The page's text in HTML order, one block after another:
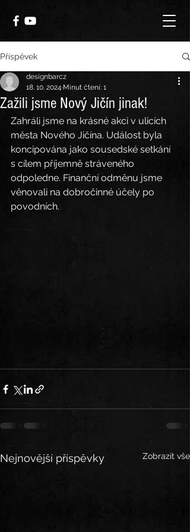
Příspěvek
Zažili jsme Nový Jičín jinak!
designbarcz
18. 10. 2024 Minut čtení: 1
Zahráli jsme na krásné akci v ulicích
města Nového Jičína. Událost byla
koncipována jako sousedské setkání
s cílem příjemně stráveného
odpoledne. Finanční odměnu jsme
věnovali na dobročinné účely po
povodních.
Nejnovější příspěvky Zobrazit vše